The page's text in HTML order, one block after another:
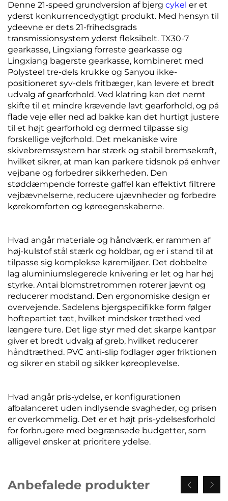
Denne 21-speed grundversion af bjerg cykel er et
yderst konkurrencedygtigt produkt. Med hensyn til
ydeevne er dets 21-frihedsgrads
transmissionsystem yderst fleksibelt. TX30-7
gearkasse, Lingxiang forreste gearkasse og
Lingxiang bagerste gearkasse, kombineret med
Polysteel tre-dels krukke og Sanyou ikke-
positioneret syv-dels fritbæger, kan levere et bredt
udvalg af gearforhold. Ved klatring kan det nemt
skifte til et mindre krævende lavt gearforhold, og på
flade veje eller ned ad bakke kan det hurtigt justere
til et højt gearforhold og dermed tilpasse sig
forskellige vejforhold. Det mekaniske wire
skivebremssystem har stærk og stabil bremsekraft,
hvilket sikrer, at man kan parkere tidsnok på enhver
vejbane og forbedrer sikkerheden. Den
støddæmpende forreste gaffel kan effektivt filtrere
vejbævnelserne, reducere ujævnheder og forbedre
kørekomforten og køreegenskaberne.
Hvad angår materiale og håndværk, er rammen af
høj-kulstof stål stærk og holdbar, og er i stand til at
tilpasse sig komplekse køremiljøer. Det dobbelte
lag aluminiumslegerede knivering er let og har høj
styrke. Antai blomstretrommen roterer jævnt og
reducerer modstand. Den ergonomiske design er
overvejende. Sadelens bjergspecifikke form følger
hoftepartiet tæt, hvilket mindsker træthed ved
længere ture. Det lige styr med det skarpe kantpar
giver et bredt udvalg af greb, hvilket reducerer
håndtræthed. PVC anti-slip fodlager øger friktionen
og sikrer en stabil og sikker køreoplevelse.
Hvad angår pris-ydelse, er konfigurationen
afbalanceret uden indlysende svagheder, og prisen
er overkommelig. Det er et højt pris-ydelsesforhold
for forbrugere med begrænsede budgetter, som
alligevel ønsker at prioritere ydelse.
Anbefalede produkter